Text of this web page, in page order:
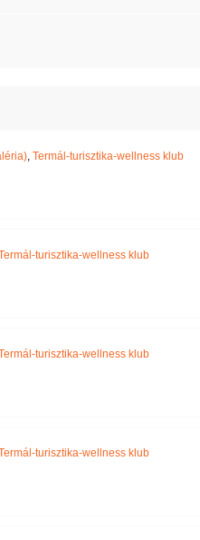
, Termál-turisztika-wellness klub
turisztika-wellness klub
turisztika-wellness klub
turisztika-wellness klub